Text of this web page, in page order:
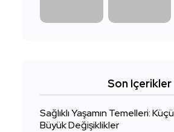
Son Içerikler
Sağlıklı Yaşamın Temelleri:
Büyük Değişiklikler